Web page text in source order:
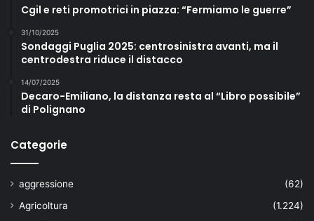
Cgil e reti promotrici in piazza: “Fermiamo le guerre”
31/10/2025
Sondaggi Puglia 2025: centrosinistra avanti, ma il
centrodestra riduce il distacco
14/07/2025
Decaro-Emiliano, la distanza resta al “Libro possibile”
di Polignano
Categorie
aggressione
(62)
Agricoltura
(1.224)